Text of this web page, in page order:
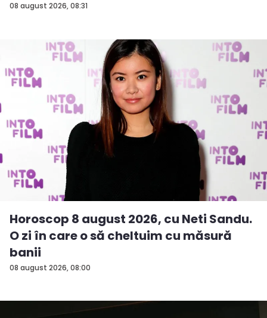
08 august 2026, 08:31
08 august 2026, 08:00
Horoscop 8 august 2026, cu Neti Sandu.
O zi în care o să cheltuim cu măsură
banii